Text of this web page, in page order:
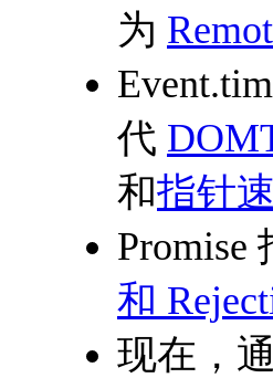
为
代
和指针
和
现在，